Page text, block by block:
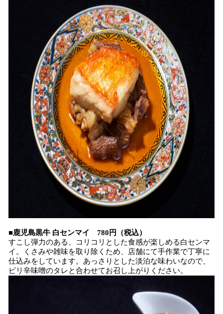
■鹿児島黒牛 白センマイ 780円（税込）
すこし弾力のある、コリコリとした食感が楽しめる白センマ
イ。くさみや雑味を取り除くため、店舗にて手作業で丁寧に
仕込みをしています。あっさりとした淡泊な味わいなので、
ピリ辛味噌のタレと合わせてお召し上がりください。